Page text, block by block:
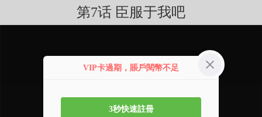
第7话 臣服于我吧
VIP卡過期，賬戶閱幣不足
3秒快速註冊